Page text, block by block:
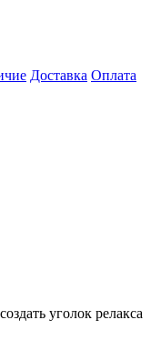
Доставка Оплата
уголок релакса